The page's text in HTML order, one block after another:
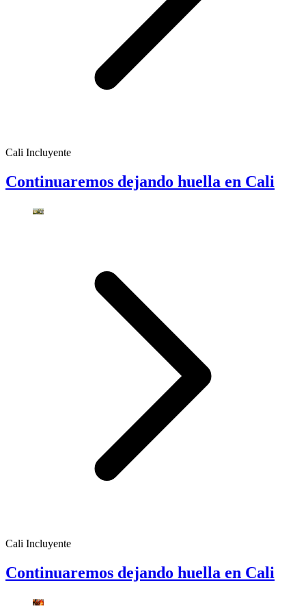
Cali Incluyente
Continuaremos dejando huella en Cali
Cali Incluyente
Continuaremos dejando huella en Cali